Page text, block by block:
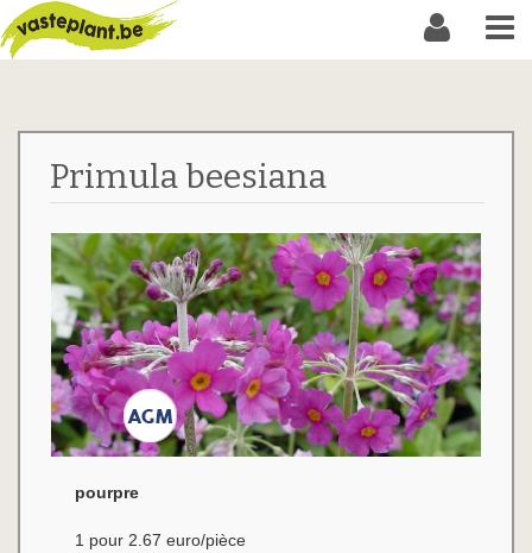
Primula beesiana
pourpre
1 pour 2.67 euro/pièce